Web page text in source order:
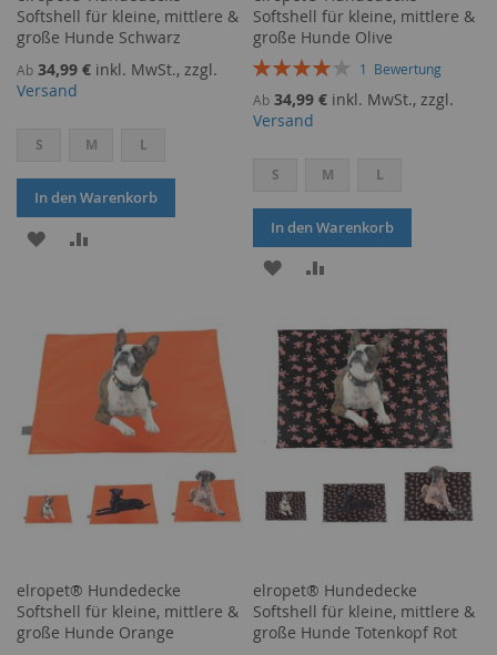
Softshell für kleine, mittlere &
große Hunde Schwarz
Ab 34,99 € inkl. MwSt., zzgl.
Versand
S M L
In den Warenkorb
ZUR
Softshell für kleine, mittlere &
große Hunde Olive
Bewertung:
1 Bewertung
Ab 34,99 € inkl. MwSt., zzgl.
Versand
S M L
In den Warenkorb
ZUR
HINZUFÜGEN
HINZUFÜGEN
elropet® Hundedecke
Softshell für kleine, mittlere &
große Hunde Orange
elropet® Hundedecke
Softshell für kleine, mittlere &
große Hunde Totenkopf Rot